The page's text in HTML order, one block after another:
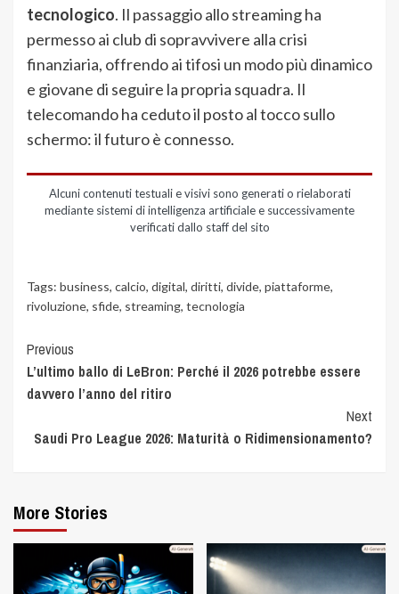
tecnologico. Il passaggio allo streaming ha
permesso ai club di sopravvivere alla crisi
finanziaria, offrendo ai tifosi un modo più dinamico
e giovane di seguire la propria squadra. Il
telecomando ha ceduto il posto al tocco sullo
schermo: il futuro è connesso.
Alcuni contenuti testuali e visivi sono generati o rielaborati
mediante sistemi di intelligenza artificiale e successivamente
verificati dallo staff del sito
Tags: business, calcio, digital, diritti, divide, piattaforme,
rivoluzione, sfide, streaming, tecnologia
Previous
L’ultimo ballo di LeBron: Perché il 2026 potrebbe essere
davvero l’anno del ritiro
Next
Saudi Pro League 2026: Maturità o Ridimensionamento?
More Stories